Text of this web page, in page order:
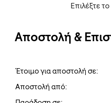
Επιλέξτε
Αποστολή &
Έτοιμο για αποστολή σε:
Αποστολή από: